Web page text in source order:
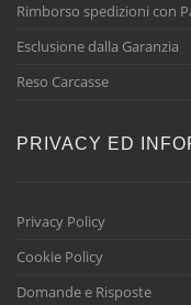
Rimborso spedizioni con
Esclusione dalla Garanzia
Reso Carcasse
PRIVACY ED
Privacy Policy
Cookie Policy
Domande e Risposte